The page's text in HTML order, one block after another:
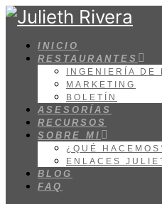
INICIO
RESTAURANTES
INGENIERÍA DE
MARKETING
BOLETÍN
ASESORÍAS
RECURSOS
SOBRE MI
¿QUÉ
ENLACES
BLOG
FAQ